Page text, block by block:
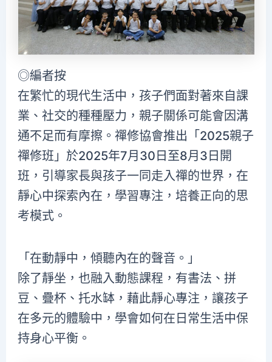
◎編者按
在繁忙的現代生活中，孩子們面對著來自課
業、社交的種種壓力，親子關係可能會因溝
通不足而有摩擦。禪修協會推出「2025親子
禪修班」於2025年7月30日至8月3日開
班，引導家長與孩子一同走入禪的世界，在
靜心中探索內在，學習專注，培養正向的思
考模式。
「在動靜中，傾聽內在的聲音。」
除了靜坐，也融入動態課程，有書法、拼
豆、疊杯、托水缽，藉此靜心專注，讓孩子
在多元的體驗中，學會如何在日常生活中保
持身心平衡。